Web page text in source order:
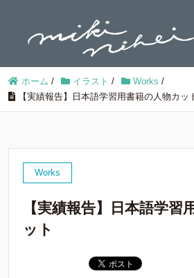
ホーム / イラスト / Works /
【実績報告】日本語学習用書籍の人物カッ
Works
【実績報告】日本語学習
ット